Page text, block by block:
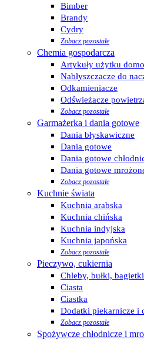
Bimber
Brandy
Cydry
Zobacz pozostałe
Chemia gospodarcza
Artykuły użytku
Nabłyszczacze do
Odkamieniacze
Odświeżacze
Zobacz pozostałe
Garmażerka i dania gotowe
Dania błyskawiczne
Dania gotowe
Dania gotowe
Dania gotowe
Zobacz pozostałe
Kuchnie świata
Kuchnia arabska
Kuchnia chińska
Kuchnia indyjska
Kuchnia japońska
Zobacz pozostałe
Pieczywo, cukiernia
Chleby, bułki, bagietki
Ciasta
Ciastka
Dodatki piekarnicze i
Zobacz pozostałe
Spożywcze chłodnicze i